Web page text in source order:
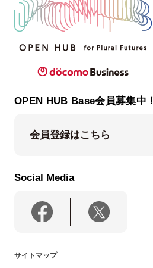
OPEN HUB Base会員募集中！
会員登録はこちら
Social Media
サイトマップ